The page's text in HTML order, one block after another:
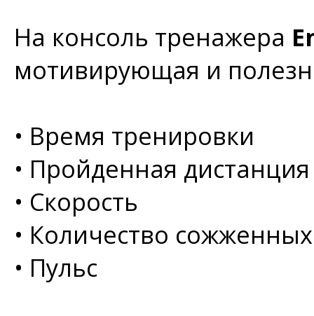
На консоль тренажера
мотивирующая и
• Время тренировки
• Пройденная дистанция
• Скорость
• Количество
• Пульс